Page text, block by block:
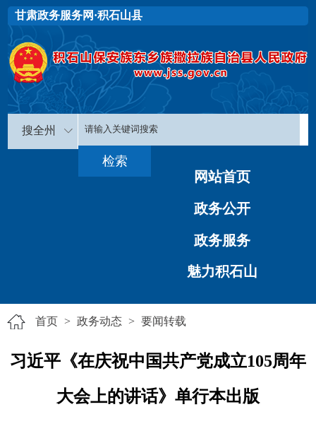
甘肃政务服务网·积石山县
搜全州
网站首页
政务公开
政务服务
魅力积石山
首页 > 政务动态 > 要闻转载
习近平《在庆祝中国共产党成立105周年
大会上的讲话》单行本出版